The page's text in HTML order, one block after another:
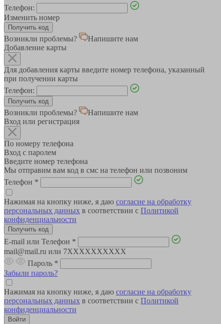
Телефон:
Изменить номер
Возникли проблемы?
Напишите нам
Добавление карты
Для добавления карты введите номер телефона, указанный
при получении карты
Телефон:
Возникли проблемы?
Напишите нам
Вход или регистрация
По номеру телефона
Вход с паролем
Введите номер телефона
Мы отправим вам код в смс на телефон или позвоним
Телефон *
Нажимая на кнопку ниже, я даю согласие на обработку
персональных данных в соответствии с Политикой
конфиденциальности
E-mail или Телефон *
mail@mail.ru или 7XXXXXXXXXX
Пароль *
Забыли пароль?
Нажимая на кнопку ниже, я даю согласие на обработку
персональных данных в соответствии с Политикой
конфиденциальности